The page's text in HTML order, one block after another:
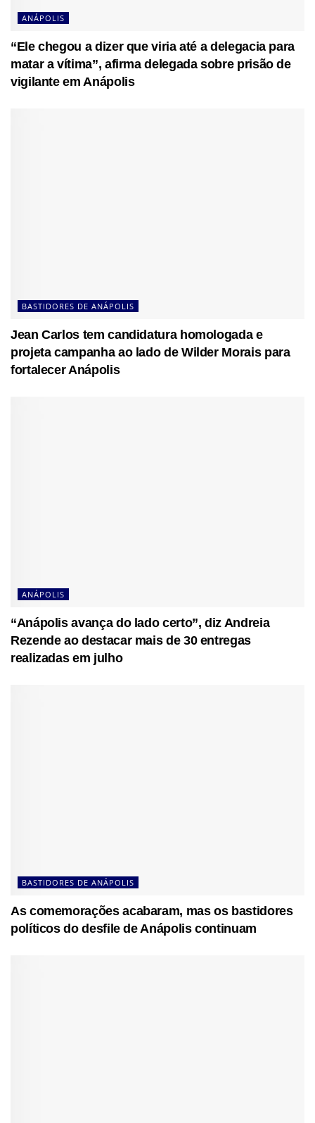
ANÁPOLIS
“Ele chegou a dizer que viria até a delegacia para
matar a vítima”, afirma delegada sobre prisão de
vigilante em Anápolis
BASTIDORES DE ANÁPOLIS
Jean Carlos tem candidatura homologada e
projeta campanha ao lado de Wilder Morais para
fortalecer Anápolis
ANÁPOLIS
“Anápolis avança do lado certo”, diz Andreia
Rezende ao destacar mais de 30 entregas
realizadas em julho
BASTIDORES DE ANÁPOLIS
As comemorações acabaram, mas os bastidores
políticos do desfile de Anápolis continuam